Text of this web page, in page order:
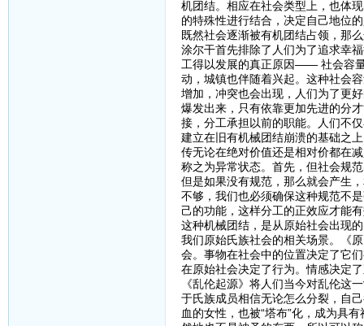
机团结。相应在社会类型上，也体
的特殊性进行结合，决定自己地位
既然社会逐渐被有机团结占领，那
涂尔干首先排除了人们为了追求幸
工得以发展的真正原因—— 社会容
动，城镇也伴随着兴起。这种社会
增加，冲突也会出现，人们为了更
爆发出来，只有依靠更加先进的分
接，分工承担以前的职能。人们不
建立在旧有机械团结崩溃的基础之
传无论在绝对价值还是相对价都在
称之为异常状态。首先，但社会规
但是如果没有规范，那么就会产生
不够，我们也必须确保这种规范不
己的功能，这样分工的正效应才能
这种机械团结，是从原始社会出现
我们原始氏族社会的相关场景。《
会。事物在社会中的位置决定了它
在原始社会决定了行为。情感决定
《乱伦起源》将人们当今对乱伦这
于氏族成员相信无论怎么分裂，自
血的女性，也被“塔布”化，成为具